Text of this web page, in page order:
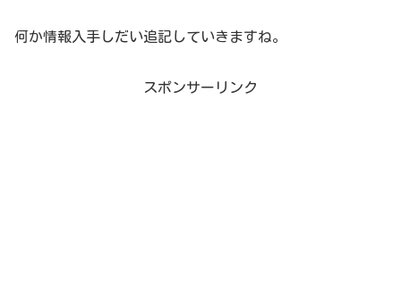
何か情報入手しだい追記していきますね。
スポンサーリンク